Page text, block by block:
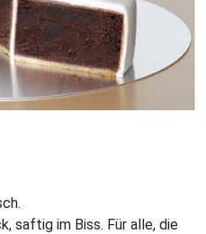
saftig im Biss. Für alle, die